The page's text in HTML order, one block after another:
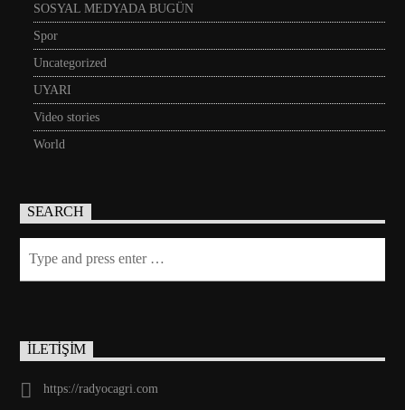
SOSYAL MEDYADA BUGÜN
Spor
Uncategorized
UYARI
Video stories
World
SEARCH
İLETİŞİM
https://radyocagri.com